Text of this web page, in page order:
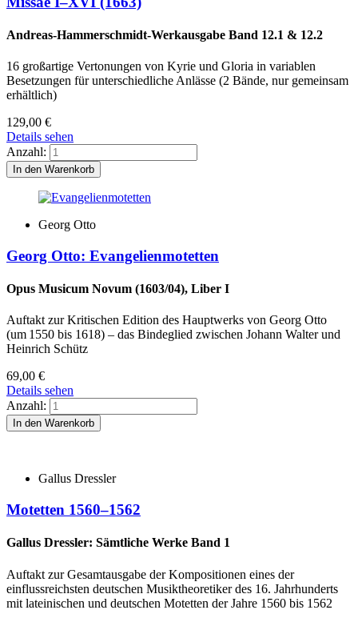
Andreas-Hammerschmidt-Werkausgabe Band 12.1 & 12.2
16 großartige Vertonungen von Kyrie und Gloria in variablen
Besetzungen für unterschiedliche Anlässe (2 Bände, nur gemeinsam
erhältlich)
129,00 €
Details sehen
Anzahl:
Georg Otto
Georg Otto: Evangelienmotetten
Opus Musicum Novum (1603/04), Liber I
Auftakt zur Kritischen Edition des Hauptwerks von Georg Otto
(um 1550 bis 1618) – das Bindeglied zwischen Johann Walter und
Heinrich Schütz
69,00 €
Details sehen
Anzahl:
Gallus Dressler
Motetten 1560–1562
Gallus Dressler: Sämtliche Werke Band 1
Auftakt zur Gesamtausgabe der Kompositionen eines der
einflussreichsten deutschen Musiktheoretiker des 16. Jahrhunderts
mit lateinischen und deutschen Motetten der Jahre 1560 bis 1562